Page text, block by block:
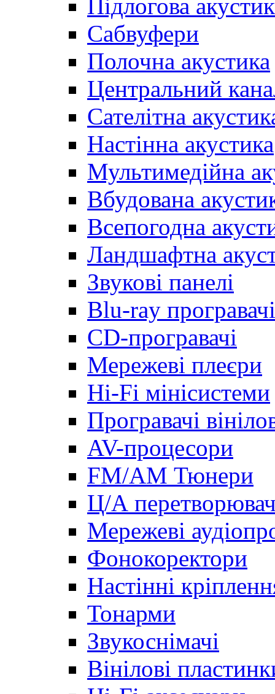
Підлогова
Сабвуфери
Полочна акустика
Центральний
Сателітна
Настінна акустика
Мультимедійна
Вбудована
Всепогодна
Ландшафтна
Звукові панелі
Blu-ray програвачі
CD-програвачі
Мережеві плеєри
Hi-Fi мінісистеми
Програвачі
AV-процесори
FM/AM Тюнери
Ц/А
Мережеві
Фонокоректори
Настінні
Тонарми
Звукоснімачі
Вінілові